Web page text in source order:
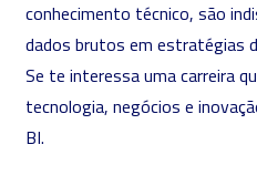
conhecimento técnico, são
dados brutos em estratégias
Se te interessa uma carreira
tecnologia, negócios e
BI.